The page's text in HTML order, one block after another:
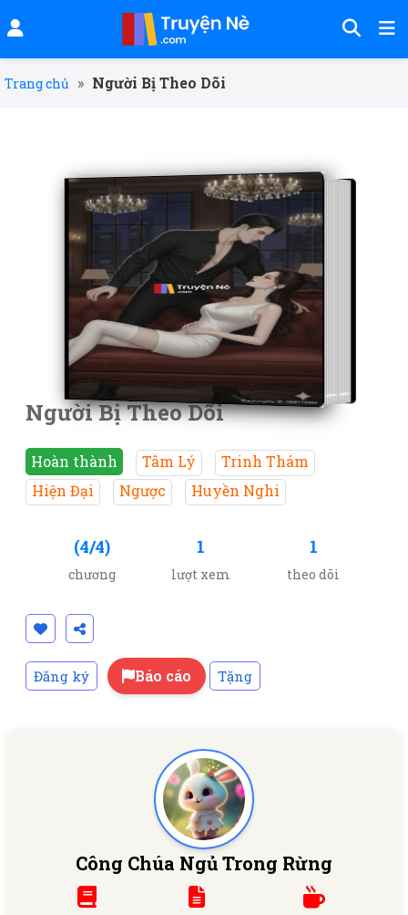
Trang chủ » Người Bị Theo Dõi
Người Bị Theo Dõi
Hoàn thành Tâm Lý
Trinh Thám
Hiện Đại
Ngược Huyền Nghi
(4/4)
chương
1
lượt xem
1
theo dõi
Đăng ký Báo cáo Tặng
Công Chúa Ngủ Trong Rừng